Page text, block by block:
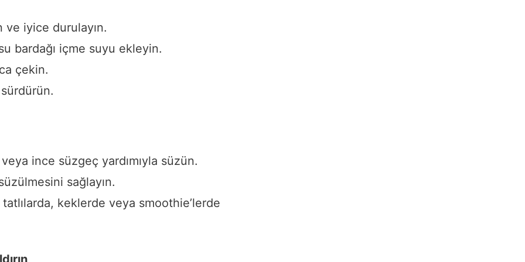
ve iyice durulayın.
bardağı içme suyu ekleyin.
çekin.
ince süzgeç yardımıyla süzün.
sağlayın.
keklerde veya smoothie’lerde